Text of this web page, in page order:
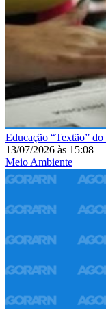
Educação “Textão”
13/07/2026 às 15:08
Meio Ambiente